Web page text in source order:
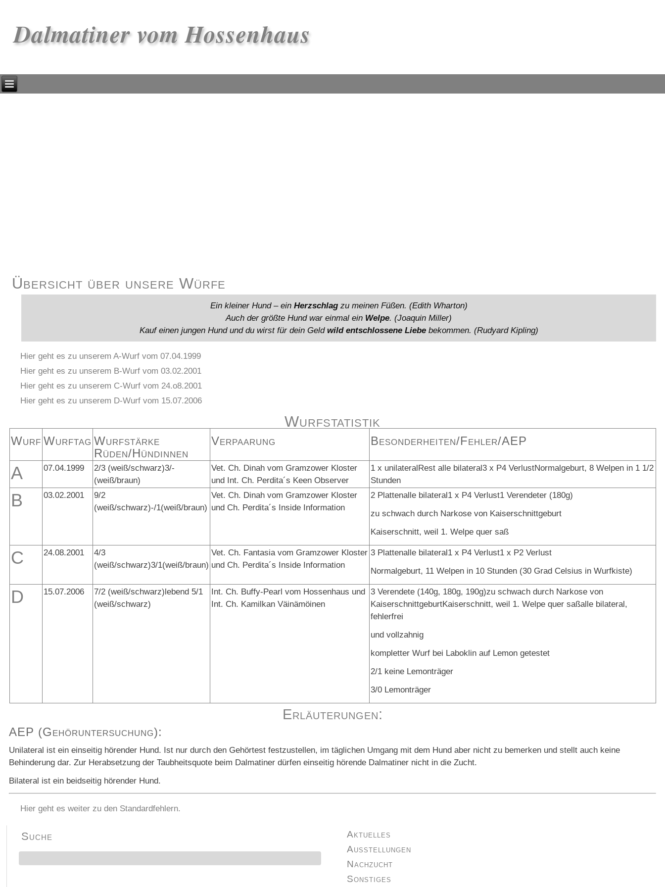
Dalmatiner vom Hossenhaus
Übersicht über unsere Würfe
Ein kleiner Hund – ein Herzschlagzu meinen Füßen. (Edith Wharton)
Auch der größte Hund war einmal ein Welpe. (Joaquin Miller)
Kauf einen jungen Hund und du wirst für dein Geld wild entschlossene Liebebekommen. (Rudyard Kipling)
Hier geht es zu unserem A-Wurf vom 07.04.1999
Hier geht es zu unserem B-Wurf vom 03.02.2001
Hier geht es zu unserem C-Wurf vom 24.o8.2001
Hier geht es zu unserem D-Wurf vom 15.07.2006
Wurfstatistik
Wurf Wurftag Wurfstärke
Rüden/Hündinnen
Verpaarung Besonderheiten/Fehler/AEP
A 07.04.1999
2/3 (weiß/schwarz)3/-
(weiß/braun)
Vet. Ch. Dinah vom Gramzower Kloster
und Int. Ch. Perdita´s Keen Observer
1 x unilateralRest alle bilateral3 x P4 VerlustNormalgeburt, 8 Welpen in 1 1/2
Stunden
B 03.02.2001
9/2
(weiß/schwarz)-/1(weiß/braun)
Vet. Ch. Dinah vom Gramzower Kloster
und Ch. Perdita´s Inside Information
2 Plattenalle bilateral1 x P4 Verlust1 Verendeter (180g)
zu schwach durch Narkose von Kaiserschnittgeburt
Kaiserschnitt, weil 1. Welpe quer saß
C 24.08.2001
4/3
(weiß/schwarz)3/1(weiß/braun)
Vet. Ch. Fantasia vom Gramzower Kloster
und Ch. Perdita´s Inside Information
3 Plattenalle bilateral1 x P4 Verlust1 x P2 Verlust
Normalgeburt, 11 Welpen in 10 Stunden (30 Grad Celsius in Wurfkiste)
D 15.07.2006
7/2 (weiß/schwarz)lebend 5/1
(weiß/schwarz)
Int. Ch. Buffy-Pearl vom Hossenhaus und
Int. Ch. Kamilkan Väinämöinen
3 Verendete (140g, 180g, 190g)zu schwach durch Narkose von
KaiserschnittgeburtKaiserschnitt, weil 1. Welpe quer saßalle bilateral,
fehlerfrei
und vollzahnig
kompletter Wurf bei Laboklin auf Lemon getestet
2/1 keine Lemonträger
3/0 Lemonträger
Erläuterungen:
AEP (Gehöruntersuchung):
Unilateral ist ein einseitig hörender Hund. Ist nur durch den Gehörtest festzustellen, im täglichen Umgang mit dem Hund aber nicht zu bemerken und stellt auch keine
Behinderung dar. Zur Herabsetzung der Taubheitsquote beim Dalmatiner dürfen einseitig hörende Dalmatiner nicht in die Zucht.
Bilateral ist ein beidseitig hörender Hund.
Hier geht es weiter zu den Standardfehlern.
Suche
Aktuelles
Ausstellungen
Nachzucht
Sonstiges